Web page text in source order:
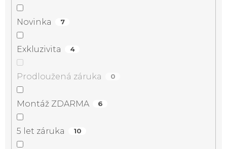
Novinka 7
Exkluzivita 4
Prodloužená záruka 0
Montáž ZDARMA 6
5 let záruka 10